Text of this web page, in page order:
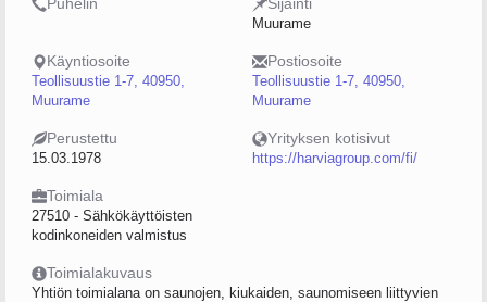
Muurame
Käyntiosoite
Teollisuustie 1-7, 40950,
Muurame
Postiosoite
Teollisuustie 1-7, 40950,
Muurame
Perustettu
15.03.1978
Yrityksen kotisivut
https://harviagroup.com/fi/
Toimiala
27510 - Sähkökäyttöisten
kodinkoneiden valmistus
Toimialakuvaus
Yhtiön toimialana on saunojen, kiukaiden, saunomiseen liittyvien